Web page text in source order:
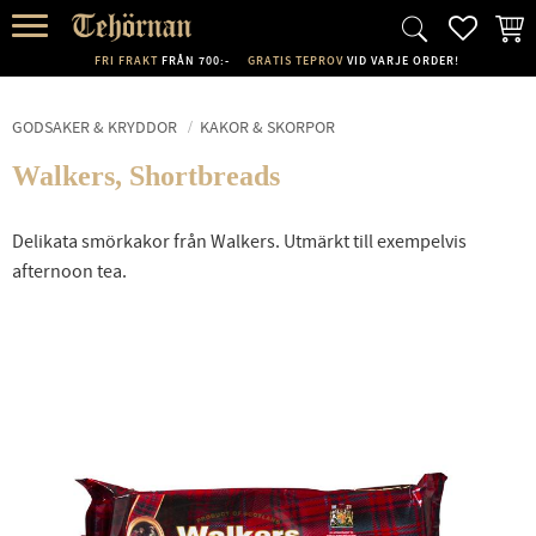
FRI FRAKT FRÅN 700:- GRATIS TEPROV VID VARJE ORDER!
GODSAKER & KRYDDOR KAKOR & SKORPOR
Walkers, Shortbreads
Delikata smörkakor från Walkers. Utmärkt till exempelvis
afternoon tea.